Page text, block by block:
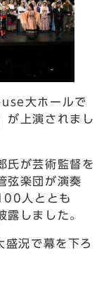
大ホールで
が上演されまし
氏が芸術監督を
弦楽団が演奏
人ととも
露しました。
況で幕を下ろ